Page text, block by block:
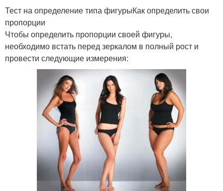
Тест на определение типа фигурыКак определить свои
пропорции
Чтобы определить пропорции своей фигуры,
необходимо встать перед зеркалом в полный рост и
провести следующие измерения: